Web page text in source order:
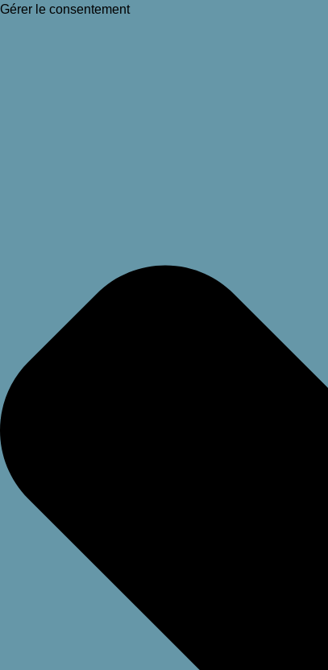
Gérer le consentement